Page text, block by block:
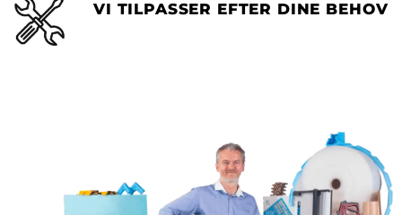
VI TILPASSER EFTER DINE BEHOV